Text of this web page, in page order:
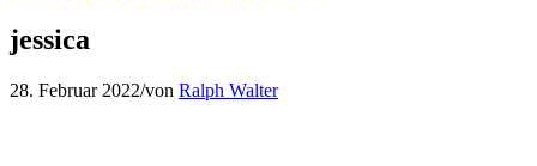
jessica
28. Februar 2022/von Ralph Walter